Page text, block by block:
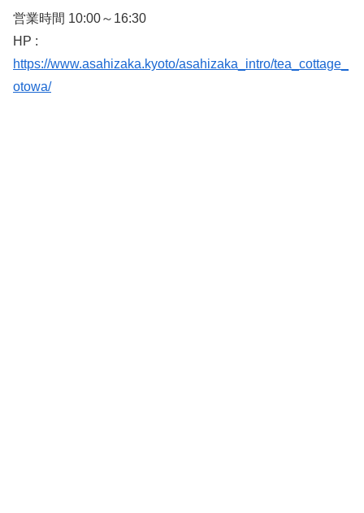
営業時間 10:00～16:30
HP :
https://www.asahizaka.kyoto/asahizaka_intro/tea_cottage_
otowa/